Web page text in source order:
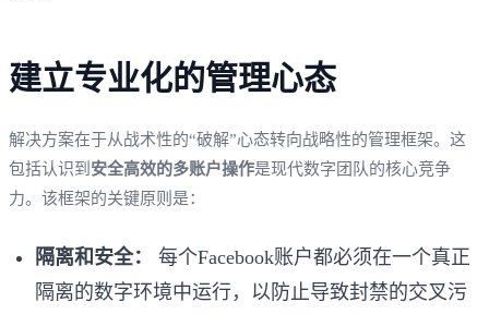
建立专业化的管理心态
解决方案在于从战术性的“破解”心态转向战略性的管理框架。这
包括认识到 安全高效的多账户操作是现代数字团队的核心竞争
力。该框架的关键原则是：
隔离和安全：
每个Facebook账户都必须在一个真正
隔离的数字环境中运行，以防止导致封禁的交叉污